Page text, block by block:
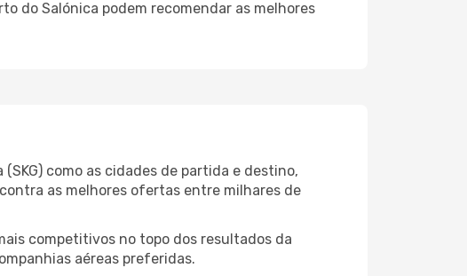
do Salónica podem recomendar as melhores
como as cidades de partida e destino,
as melhores ofertas entre milhares de
competitivos no topo dos resultados da
aéreas preferidas.